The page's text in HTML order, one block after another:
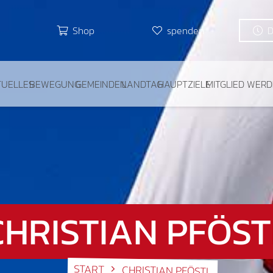
Shop spenden
BEWEGUNGGEMEINDENLANDTAGHAUPTZIELEMITGLIED
START